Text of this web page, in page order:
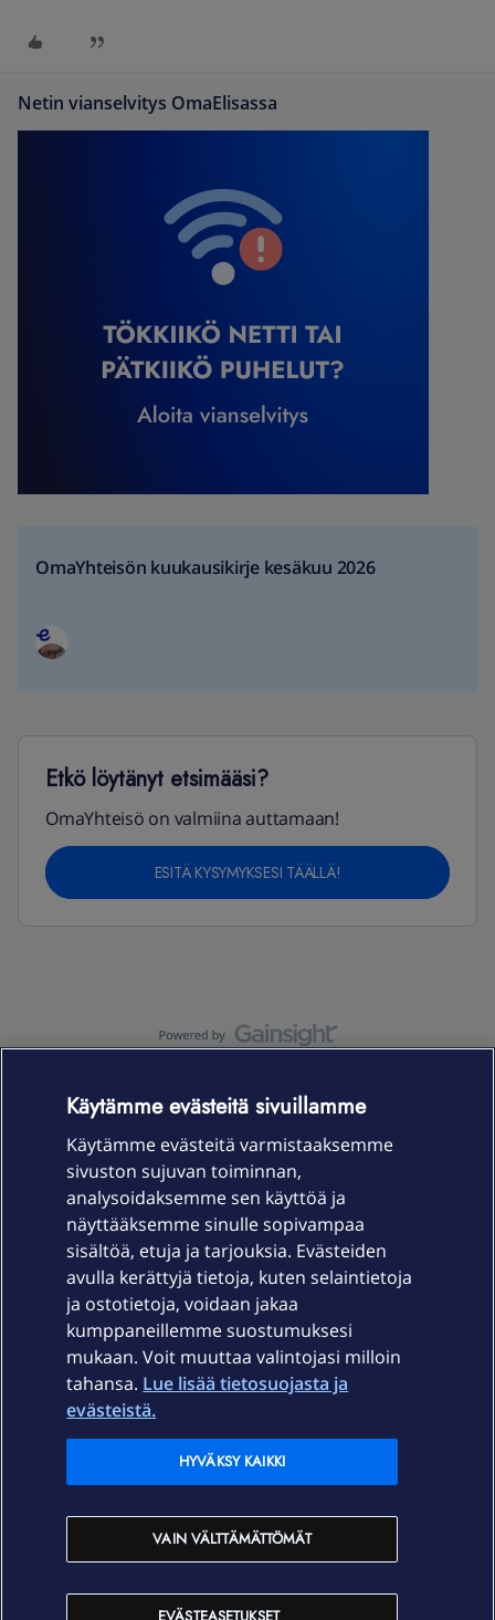
Netin vianselvitys OmaElisassa
OmaYhteisön kuukausikirje kesäkuu 2026
Etkö löytänyt etsimääsi?
OmaYhteisö on valmiina auttamaan!
ESITÄ KYSYMYKSESI TÄÄLLÄ!
Laitteet & liittymät
Palvelut
Ajankohtaista
Elisa Oyj
In English
Käytämme evästeitä sivuillamme
Käytämme evästeitä varmistaaksemme
sivuston sujuvan toiminnan,
analysoidaksemme sen käyttöä ja
näyttääksemme sinulle sopivampaa
sisältöä, etuja ja tarjouksia. Evästeiden
avulla kerättyjä tietoja, kuten selaintietoja
ja ostotietoja, voidaan jakaa
kumppaneillemme suostumuksesi
mukaan. Voit muuttaa valintojasi milloin
tahansa. Lue lisää tietosuojasta ja
evästeistä.
VAIN VÄLTTÄMÄTTÖMÄT
HYVÄKSY KAIKKI